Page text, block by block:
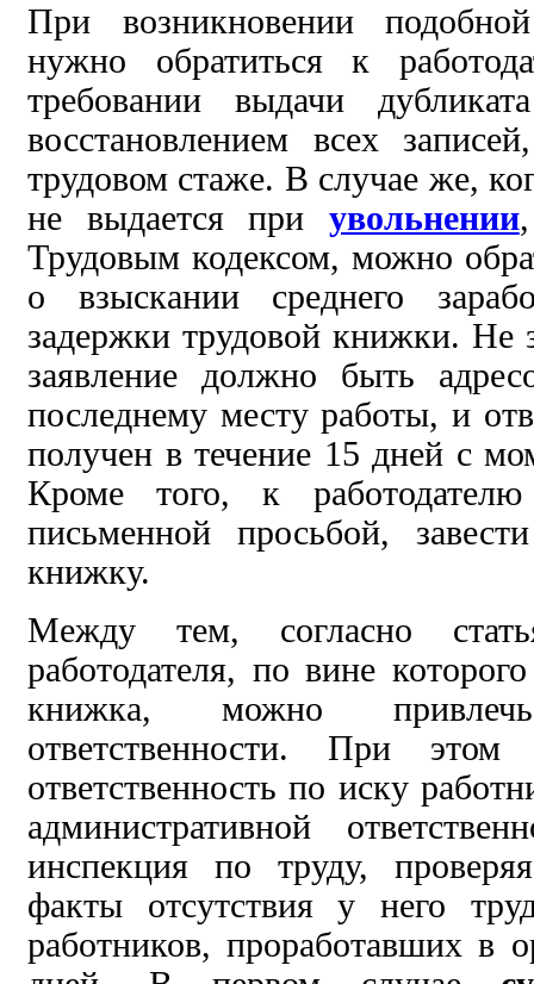
При возникновении
нужно обратиться к
требовании
выдачи дубликата
восстановлением всех
трудовом стаже. В случае же,
не выдается при увольнении
Трудовым кодексом, можно
о взыскании среднего
задержки трудовой книжки. Не
заявление должно быть
последнему месту работы, и
получен в течение 15 дней с
Кроме того,
к
письменной просьбой,
книжку.
Между тем, согласно
работодателя, по вине
книжка, можно
ответственности. При
ответственность по иску
административной
инспекция по труду,
факты отсутствия
у него
работников, проработавших в